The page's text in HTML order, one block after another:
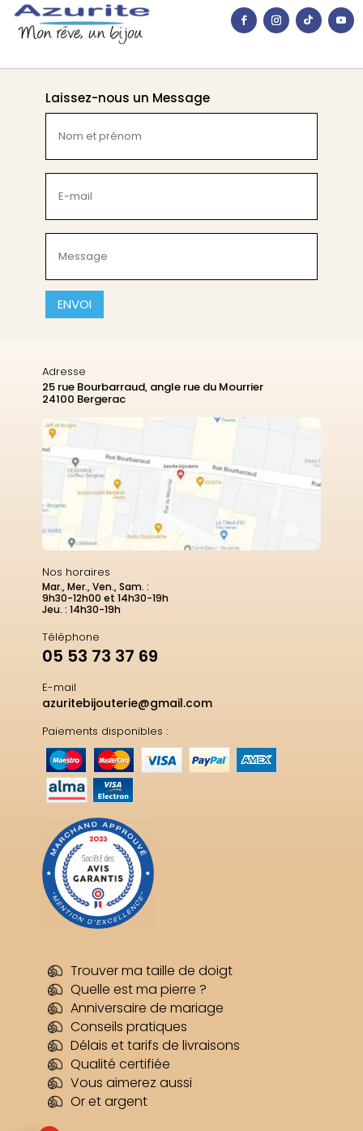
Laissez-nous un Message
et
prénom
(Nécessaire)
mail
(Nécessaire)
(Nécessaire)
CAPTCHA
Adresse
25 rue Bourbarraud, angle rue du Mourrier
24100 Bergerac
Nos horaires
Mar., Mer., Ven., Sam. :
9h30-12h00 et 14h30-19h
Jeu. : 14h30-19h
Téléphone
05 53 73 37 69
E-mail
azuritebijouterie@gmail.com
Paiements disponibles :
Trouver ma taille de doigt
Quelle est ma pierre ?
Anniversaire de mariage
Conseils pratiques
Délais et tarifs de livraisons
Qualité certifiée
Vous aimerez aussi
Or et argent